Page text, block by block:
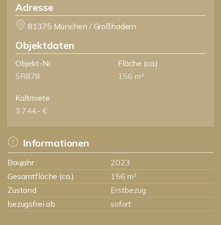
Adresse
81375 München / Großhadern
Objektdaten
Objekt-Nr.
SR878
Fläche (ca.)
156 m²
Kaltmiete
3.744,- €
Informationen
Baujahr
2023
Gesamtfläche (ca.)
156 m²
Zustand
Erstbezug
bezugsfrei ab
sofort